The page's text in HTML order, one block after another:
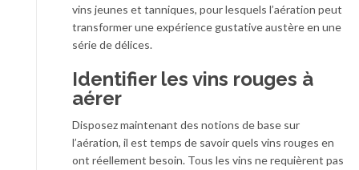
vins jeunes et tanniques, pour lesquels l’aération peut
transformer une expérience gustative austère en une
série de délices.
Identifier les vins rouges à
aérer
Disposez maintenant des notions de base sur
l’aération, il est temps de savoir quels vins rouges en
ont réellement besoin. Tous les vins ne requièrent pas